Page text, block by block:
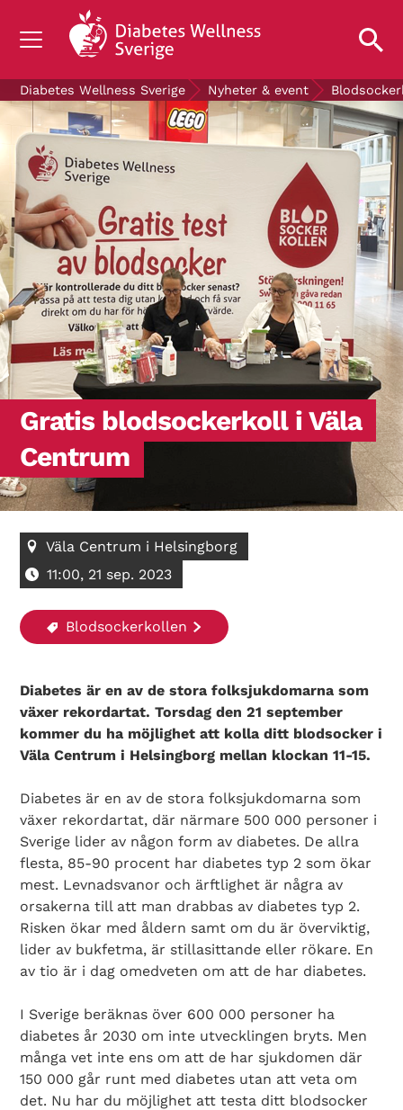
OM DIABETES
STÖD OSS
FORSKNING
NYHETER & EVENT
OM OSS
GRATIS DIABETESPRODUKTER
Blodsockerkollen
Diabetes Wellness Sverige Nyheter & event
Gratis blodsockerkoll i Väla
Centrum
Väla Centrum i Helsingborg
11:00, 21 sep. 2023
Blodsockerkollen
Diabetes är en av de stora folksjukdomarna som
växer rekordartat. Torsdag den 21 september
kommer du ha möjlighet att kolla ditt blodsocker i
Väla Centrum i Helsingborg mellan klockan 11-15.
Diabetes är en av de stora folksjukdomarna som
växer rekordartat, där närmare 500 000 personer i
Sverige lider av någon form av diabetes. De allra
flesta, 85-90 procent har diabetes typ 2 som ökar
mest. Levnadsvanor och ärftlighet är några av
orsakerna till att man drabbas av diabetes typ 2.
Risken ökar med åldern samt om du är överviktig,
lider av bukfetma, är stillasittande eller rökare. En
av tio är i dag omedveten om att de har diabetes.
I Sverige beräknas över 600 000 personer ha
diabetes år 2030 om inte utvecklingen bryts. Men
många vet inte ens om att de har sjukdomen där
150 000 går runt med diabetes utan att veta om
det. Nu har du möjlighet att testa ditt blodsocker